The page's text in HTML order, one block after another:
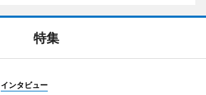
特集
インタビュー